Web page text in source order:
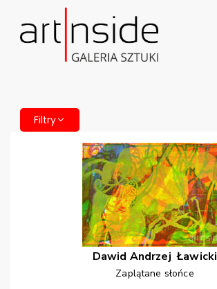
Filtry
Dawid Andrzej Ławicki
Zaplątane słońce